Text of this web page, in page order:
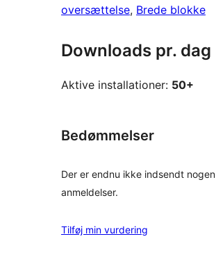
oversættelse, Brede blokke
Downloads pr. dag
Aktive installationer: 50+
Bedømmelser
Der er endnu ikke indsendt nogen
anmeldelser.
Tilføj min vurdering